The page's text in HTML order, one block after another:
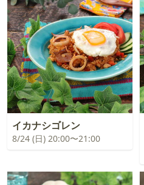
イカナシゴレン
8/24 (日) 20:00〜21:00